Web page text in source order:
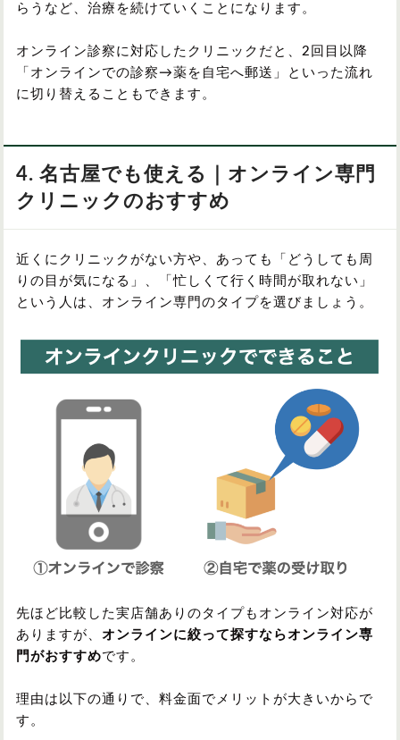
らうなど、治療を続けていくことになります。
オンライン診察に対応したクリニックだと、2回目以降
「オンラインでの診察→薬を自宅へ郵送」といった流れ
に切り替えることもできます。
4. 名古屋でも使える｜オンライン専門
クリニックのおすすめ
近くにクリニックがない方や、あっても「どうしても周
りの目が気になる」、「忙しくて行く時間が取れない」
という人は、オンライン専門のタイプを選びましょう。
先ほど比較した実店舗ありのタイプもオンライン対応が
ありますが、 オンラインに絞って探すならオンライン専
門がおすすめです。
理由は以下の通りで、料金面でメリットが大きいからで
す。